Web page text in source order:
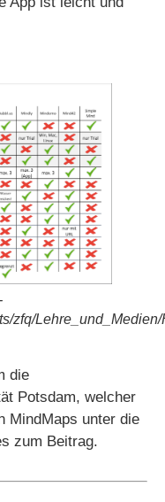
zfq/
die
Potsdam, welcher
MindMaps unter die
zum Beitrag.